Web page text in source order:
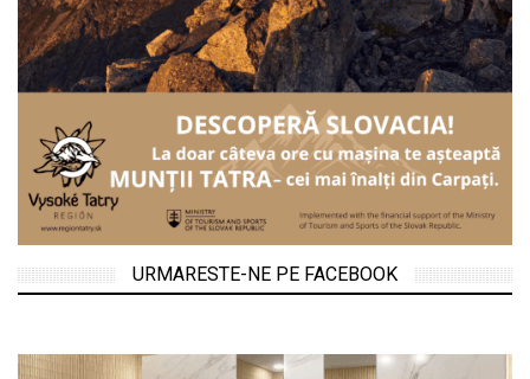
URMARESTE-NE PE FACEBOOK